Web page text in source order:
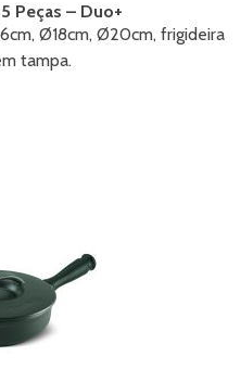
Peças – Duo+
Ø18cm, Ø20cm, frigideira
tampa.